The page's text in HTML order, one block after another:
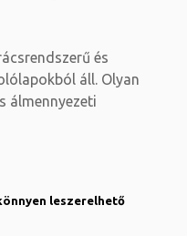
és
áll. Olyan
álmennyezeti
leszerelhető